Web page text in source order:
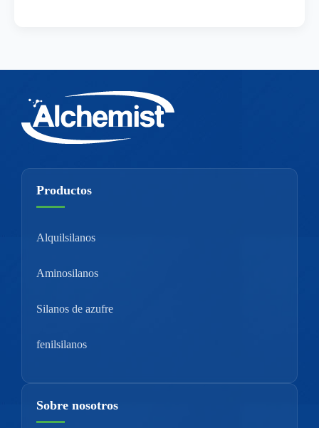
Productos
Alquilsilanos
Aminosilanos
Silanos de azufre
fenilsilanos
Sobre nosotros